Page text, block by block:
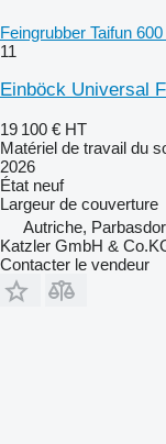
Feingrubber Taifun
11
Einböck Universal
19 100 € HT
Matériel de travail du
2026
État neuf
Largeur de couverture
Autriche,
Katzler GmbH &
Contacter le vendeur